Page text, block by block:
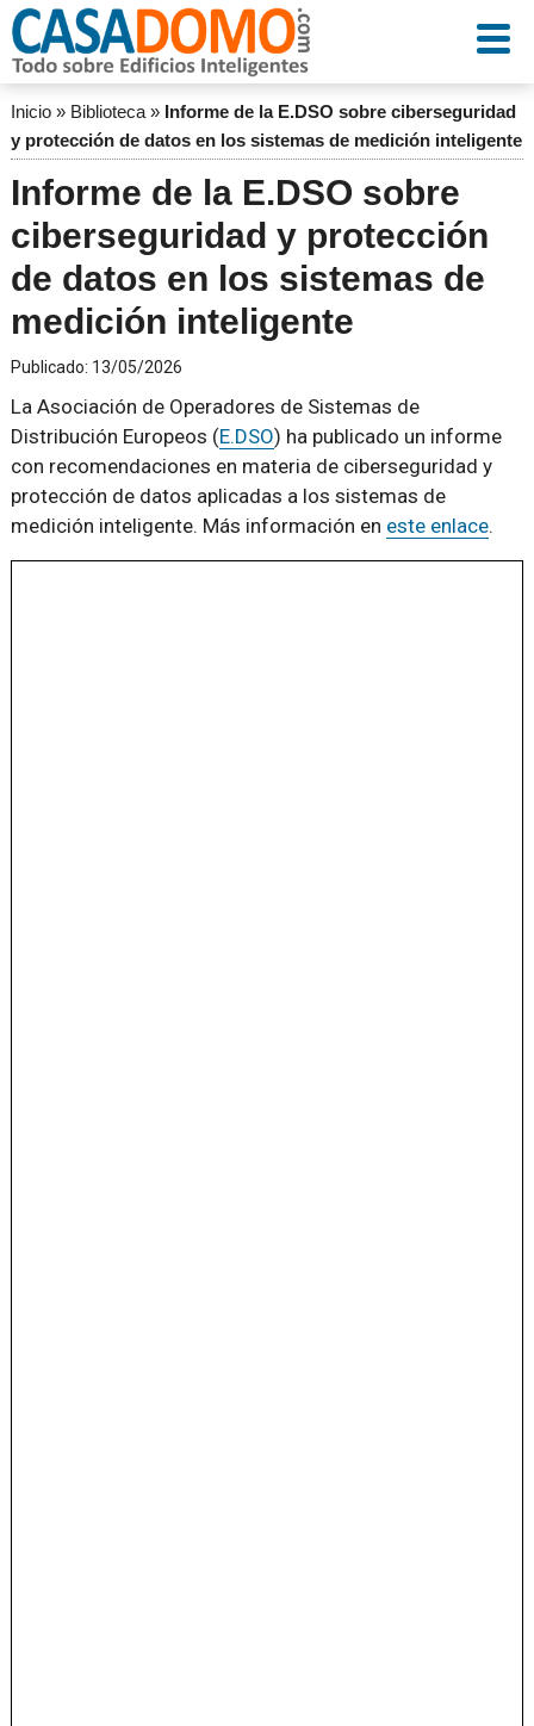
Inicio» Biblioteca» Informe de la E.DSO sobre ciberseguridad
y protección de datos en los sistemas de medición inteligente
Informe de la E.DSO sobre
ciberseguridad y protección
de datos en los sistemas de
medición inteligente
Publicado: 13/05/2026
La Asociación de Operadores de Sistemas de
Distribución Europeos (E.DSO) ha publicado un informe
con recomendaciones en materia de ciberseguridad y
protección de datos aplicadas a los sistemas de
medición inteligente. Más información en este enlace.